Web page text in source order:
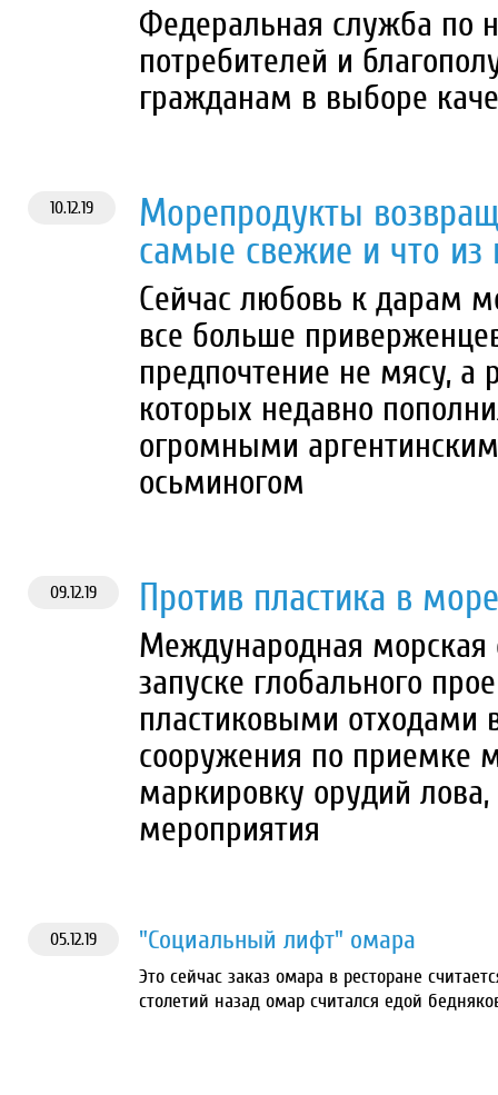
Федеральная служба по
потребителей и
гражданам в выборе
10.12.19
Морепродукты
самые свежие и что из
Сейчас любовь к дарам
все больше
предпочтение не мясу,
которых недавно
огромными
осьминогом
09.12.19 Против пластика в
Международная морская
запуске глобального
пластиковыми отходами
сооружения по приемке
маркировку орудий лова,
мероприятия
05.12.19 "Социальный лифт" омара
Это сейчас заказ омара в ресторане
столетий назад омар считался едой